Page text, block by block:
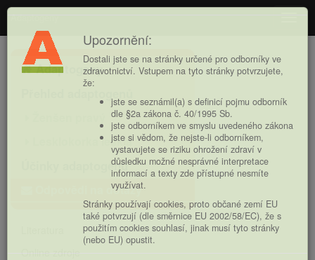
Adaptogeny
Hlavní
nabídkaAdaptogeny
Lesklokorka lesklá
Účinky adaptogenů
Odpovědi na dotazy
Online zdroje
Upozornění:
Dostali jste se na stránky určené pro odborníky ve
zdravotnictví. Vstupem na tyto stránky potvrzujete,
že:
jste se seznámil(a) s definicí pojmu odborník
dle §2a zákona č. 40/1995 Sb.
jste odborníkem ve smyslu uvedeného zákona
jste si vědom, že nejste-li odborníkem,
vystavujete se riziku ohrožení zdraví v
důsledku možné nesprávné interpretace
informací a texty zde přístupné nesmíte
využívat.
Stránky používají cookies, proto občané zemí EU
také potvrzují (dle směrnice EU 2002/58/EC), že s
použitím cookies souhlasí, jinak musí tyto stránky
(nebo EU) opustit.